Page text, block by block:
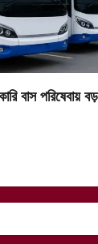
বাস পরিষেবায়